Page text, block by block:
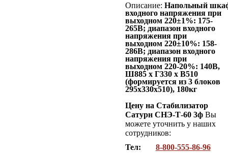
Описание: Напольный
входного напряжения при
выходном 220±1%: 175-
265В; диапазон входного
напряжения при
выходном 220±10%: 158-
286В; диапазон входного
напряжения при
выходном 220-20%: 140В,
Ш885 x Г330 x В510
(формируется из 3 блоков
295х330х510), 180кг
Цену на Стабилизатор
Сатурн СНЭ-Т-60 3ф Вы
можете уточнить у наших
сотрудников:
Тел:
8-800-555-86-96